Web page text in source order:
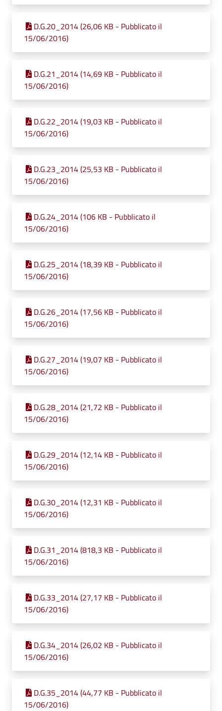
D.G.20_2014 (26,06 KB - Pubblicato il
15/06/2016)
D.G.21_2014 (14,69 KB - Pubblicato il
15/06/2016)
D.G.22_2014 (19,03 KB - Pubblicato il
15/06/2016)
D.G.23_2014 (25,53 KB - Pubblicato il
15/06/2016)
D.G.24_2014 (106 KB - Pubblicato il
15/06/2016)
D.G.25_2014 (18,39 KB - Pubblicato il
15/06/2016)
D.G.26_2014 (17,56 KB - Pubblicato il
15/06/2016)
D.G.27_2014 (19,07 KB - Pubblicato il
15/06/2016)
D.G.28_2014 (21,72 KB - Pubblicato il
15/06/2016)
D.G.29_2014 (12,14 KB - Pubblicato il
15/06/2016)
D.G.30_2014 (12,31 KB - Pubblicato il
15/06/2016)
D.G.31_2014 (818,3 KB - Pubblicato il
15/06/2016)
D.G.33_2014 (27,17 KB - Pubblicato il
15/06/2016)
D.G.34_2014 (26,02 KB - Pubblicato il
15/06/2016)
D.G.35_2014 (44,77 KB - Pubblicato il
15/06/2016)